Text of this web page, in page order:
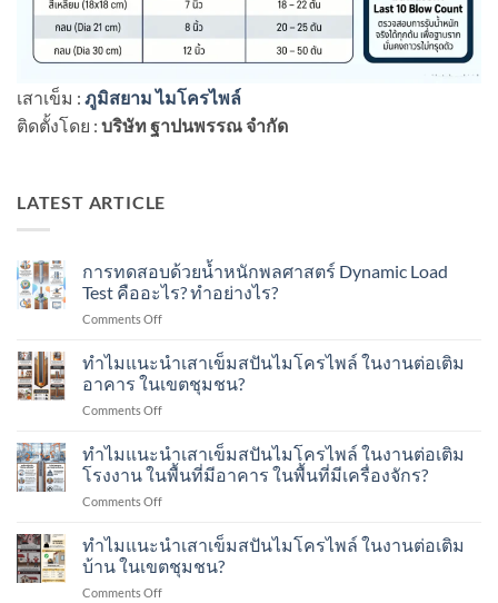
เสาเข็ม : ภูมิสยาม ไมโครไพล์
ติดตั้งโดย : บริษัท ฐาปนพรรณ จำกัด
LATEST ARTICLE
การทดสอบด้วยน้ำหนักพลศาสตร์ Dynamic Load
Test คืออะไร? ทำอย่างไร?
Comments Offon
ทดสอบ
ด้วย
น้ำ
หนัก
Dynamic
Load
ทำ
อย่างไร?
ทำไมแนะนำเสาเข็มสปันไมโครไพล์ ในงานต่อเติม
อาคาร ในเขตชุมชน?
Comments Offon
แนะนำ
เสา
เข็ม
ส
ไมโคร
ไพล์
ทำไมแนะนำเสาเข็มสปันไมโครไพล์ ในงานต่อเติม
โรงงาน ในพื้นที่มีอาคาร ในพื้นที่มีเครื่องจักร?
Comments Offon
แนะนำ
เสา
เข็ม
ส
ทำไมแนะนำเสาเข็มสปันไมโครไพล์ ในงานต่อเติม
บ้าน ในเขตชุมชน?
Comments Offon